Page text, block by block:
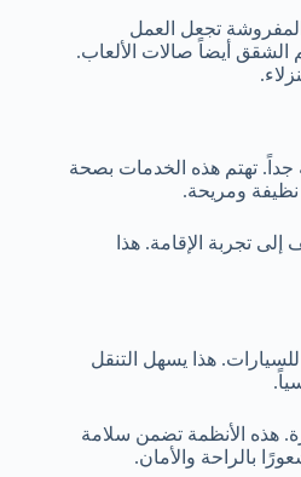
تجعل العمل
الشقق أيضاً صالات الألعاب.
تهتم هذه الخدمات بصحة
نظيفة ومريحة.
تجربة الإقامة. هذا
هذا يسهل التنقل
هذه الأنظمة تضمن سلامة
بالراحة والأمان.